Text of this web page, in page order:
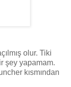
olur. Tiki
şey yapamam.
kısmından